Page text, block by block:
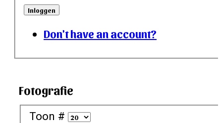
Inloggen
Don't have an account?
Fotografie
Toon #